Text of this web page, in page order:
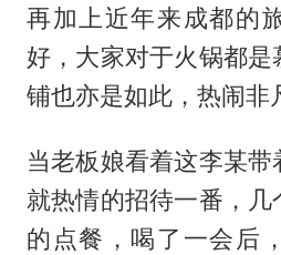
再加上近年来成都的
好，大家对于火锅都
铺也亦是如此，热闹非
当老板娘看着这李某带
就热情的招待一番，
的点餐，喝了一会后